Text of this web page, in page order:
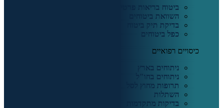
ביטוח בריאות פרטי
השוואת ביטוחים
בדיקת תיק ביטוח
כפל ביטוחים
כיסויים רפואיים
ניתוחים בארץ
ניתוחים בחו"ל
תרופות מחוץ לסל
השתלות
בדיקות מתקדמות